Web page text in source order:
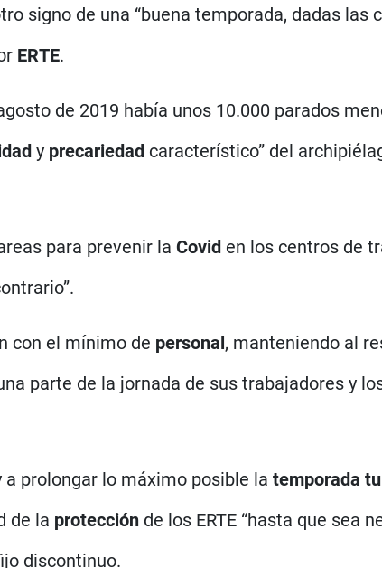
signo de una “buena temporada, dadas las
ERTE.
de 2019 había unos 10.000 parados
y precariedad característico” del
para prevenir la Covid en los centros de
con el mínimo de personal, manteniendo al
parte de la jornada de sus trabajadores y
a prolongar lo máximo posible la temporada
de la protección de los ERTE “hasta que sea
discontinuo.